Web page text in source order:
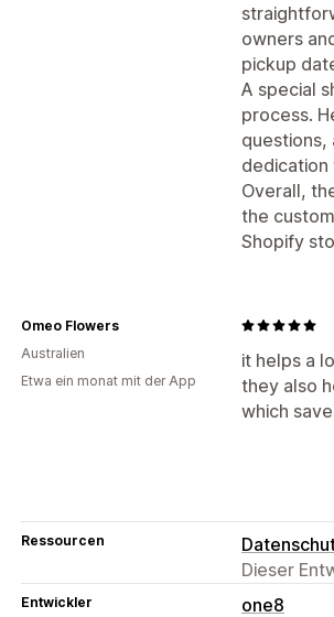
owners
pickup
A special
process.
questions,
dedication
Overall,
the
Shopify
it helps a
they also
which
Omeo Flowers
Australien
Etwa ein monat mit der App
Ressourcen
Dieser
Entwickler
one8